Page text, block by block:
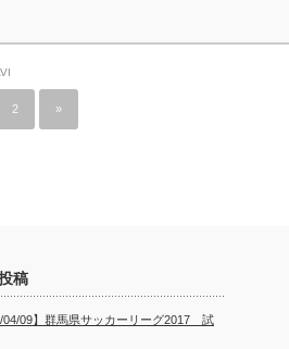
2 »
稿
04/09】群馬県サッカーリーグ2017 試